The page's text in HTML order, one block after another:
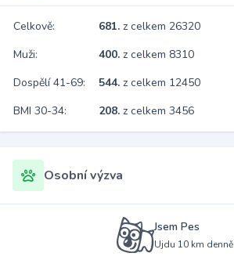
Celkově: 681. z celkem 26320
Muži:
400. z celkem 8310
Dospělí 41-69:
544. z celkem 12450
BMI 30-34:
208. z celkem 3456
Osobní výzva
Jsem Pes
Ujdu 10 km denně